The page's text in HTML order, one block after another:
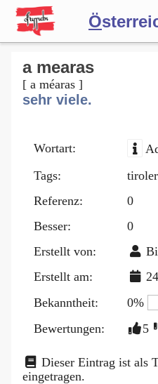
Ö
Wörterbuch
Forum
Blog
a mearas
[ a méaras ]
sehr viele.
Wortart:
Tags:
Referenz:
0
Besser:
0
Erstellt von:
Erstellt am:
Bekanntheit:
0%
Bewertungen:
5
Dieser Eintrag ist als
eingetragen.